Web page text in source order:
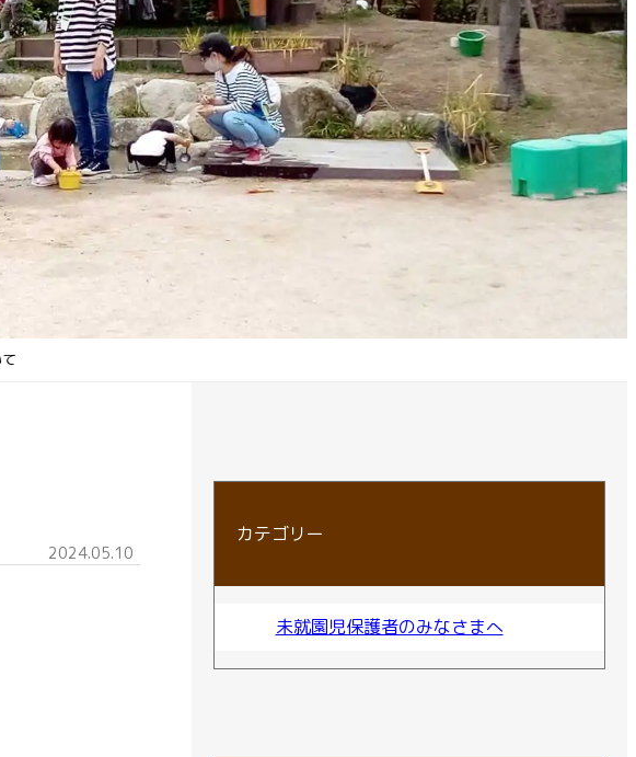
2024.05.10
カテゴリー
未就園児保護者のみなさまへ